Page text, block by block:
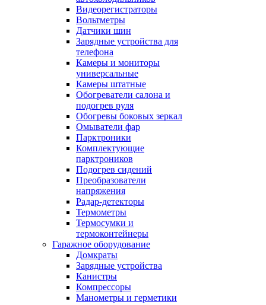
Видеорегистраторы
Вольтметры
Датчики шин
Зарядные устройства для
телефона
Камеры и мониторы
универсальные
Камеры штатные
Обогреватели салона и
подогрев руля
Обогревы боковых зеркал
Омыватели фар
Парктроники
Комплектующие
парктроников
Подогрев сидений
Преобразователи
напряжения
Радар-детекторы
Термометры
Термосумки и
термоконтейнеры
Гаражное оборудование
Домкраты
Зарядные устройства
Канистры
Компрессоры
Манометры и герметики